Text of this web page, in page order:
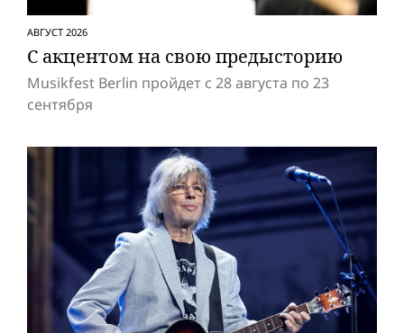
АВГУСТ 2026
С акцентом на свою предысторию
Musikfest Berlin пройдет с 28 августа по 23
сентября